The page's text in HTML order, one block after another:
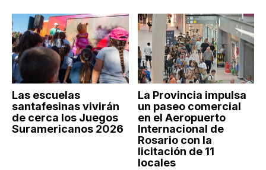
Las escuelas
santafesinas vivirán
de cerca los Juegos
Suramericanos 2026
La Provincia impulsa
un paseo comercial
en el Aeropuerto
Internacional de
Rosario con la
licitación de 11
locales